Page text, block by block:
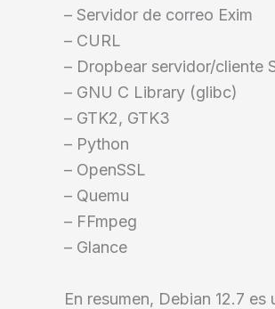
– Servidor de correo Exim
– CURL
– Dropbear servidor/cliente
– GNU C Library (glibc)
– GTK2, GTK3
– Python
– OpenSSL
– Quemu
– FFmpeg
– Glance
En resumen, Debian 12.7